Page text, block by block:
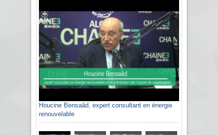
Houcine Bensaâd, expert consultant en énergie
renouvelable